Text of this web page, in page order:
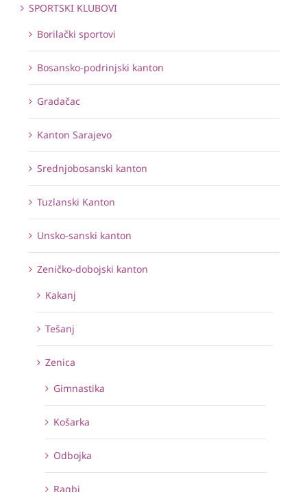
SPORTSKI KLUBOVI
Borilački sportovi
Bosansko-podrinjski kanton
Gradačac
Kanton Sarajevo
Srednjobosanski kanton
Tuzlanski Kanton
Unsko-sanski kanton
Zeničko-dobojski kanton
Kakanj
Tešanj
Zenica
Gimnastika
Košarka
Odbojka
Ragbi